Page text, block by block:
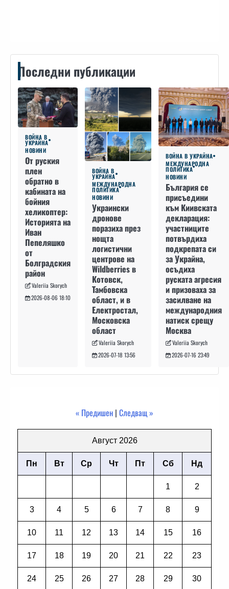
Последни публикации
ВОЙНА В
УКРАЙНА
НОВИНИ
От руския
плен
обратно в
кабината на
бойния
хеликоптер:
Историята на
Иван
Пепеляшко
от
Болградския
район
Valeriia Skorych
2026-08-06 18:10
ВОЙНА В
УКРАЙНА
МЕЖДУНАРОДНА
ПОЛИТИКА
НОВИНИ
Украински
дронове
поразиха през
нощта
логистични
центрове на
Wildberries в
Котовск,
Тамбовска
област, и в
Електростал,
Московска
област
Valeriia Skorych
2026-07-18 13:56
ВОЙНА В УКРАЙНА
МЕЖДУНАРОДНА
ПОЛИТИКА
НОВИНИ
България се
присъедини
към Киивската
декларация:
участниците
потвърдиха
подкрепата си
за Украйна,
осъдиха
руската агресия
и призоваха за
засилване на
международния
натиск срещу
Москва
Valeriia Skorych
2026-07-16 23:49
« Предишен | Следващ »
Август 2026
Пн Вт Ср Чт Пт Сб Нд
1 2
3 4 5 6 7 8 9
10 11 12 13 14 15 16
17 18 19 20 21 22 23
24 25 26 27 28 29 30